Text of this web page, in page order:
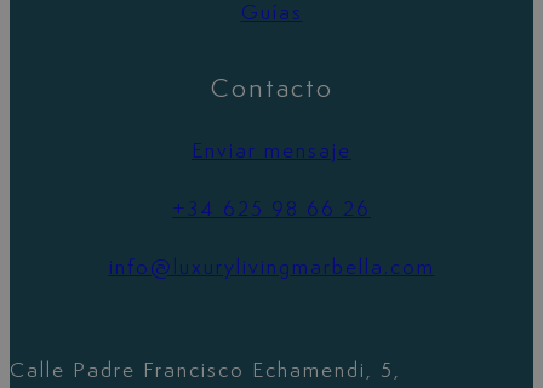
Guías
Contacto
Enviar mensaje
+34 625 98 66 26
info@luxurylivingmarbella.com
Calle Padre Francisco Echamendi, 5,